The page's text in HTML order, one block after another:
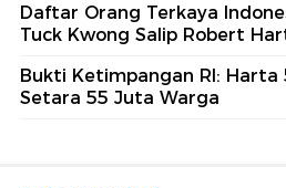
Daftar Orang Terkaya
Tuck Kwong Salip Robert
Bukti Ketimpangan RI: Harta
Setara 55 Juta Warga